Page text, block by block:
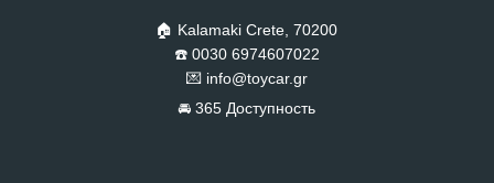
🏠 Kalamaki Crete, 70200
☎️ 0030 6974607022
💌 info@toycar.gr
🚘 365 Доступность